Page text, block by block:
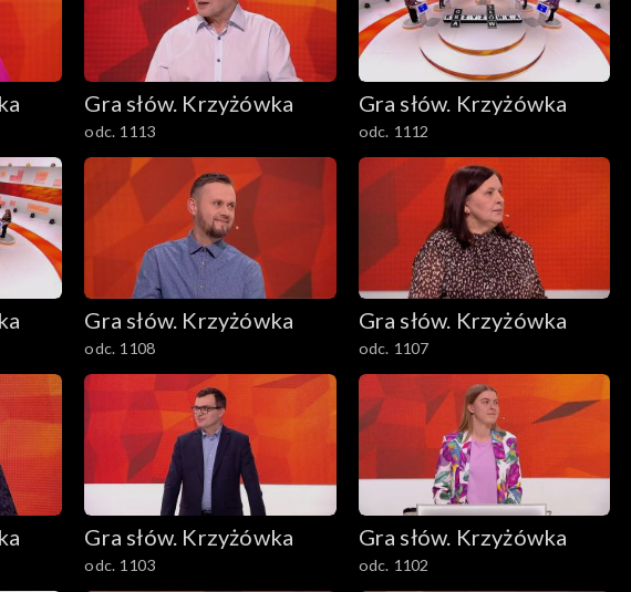
Gra słów. Krzyżówka
odc. 1113
Gra słów. Krzyżówka
odc. 1112
Gra słów. Krzyżówka
odc. 1108
Gra słów. Krzyżówka
odc. 1107
Gra słów. Krzyżówka
odc. 1103
Gra słów. Krzyżówka
odc. 1102